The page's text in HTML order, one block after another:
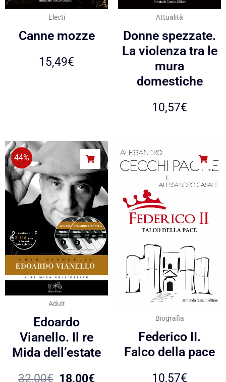
Electi
Canne mozze
15,49€
Attualità
Donne spezzate.
La violenza tra le
mura
domestiche
10,57€
44%
Adult
Edoardo
Vianello. Il re
Mida dell’estate
32,00€ 18,00€
Biografia
Federico II.
Falco della pace
10,57€